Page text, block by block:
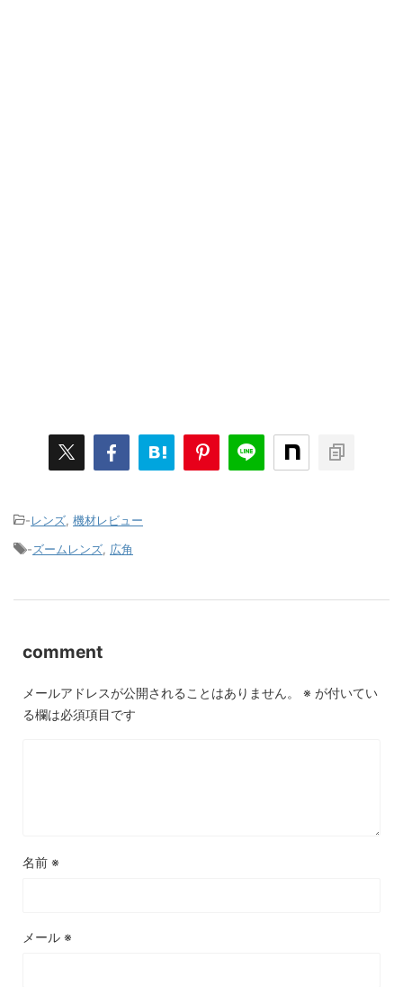
-レンズ, 機材レビュー
-ズームレンズ, 広角
comment
メールアドレスが公開されることはありません。 ※ が付いてい
る欄は必須項目です
名前 ※
メール ※